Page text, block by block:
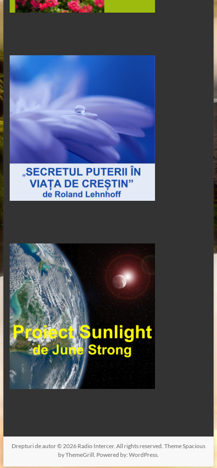
Drepturi de autor © 2026 Radio Intercer. All rights reserved. ThemeSpacious
by ThemeGrill. Powered by: WordPress.